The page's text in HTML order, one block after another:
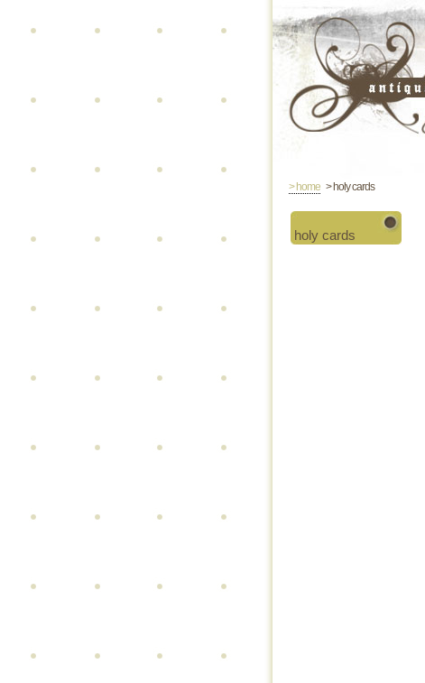
> home > holy cards
holy cards